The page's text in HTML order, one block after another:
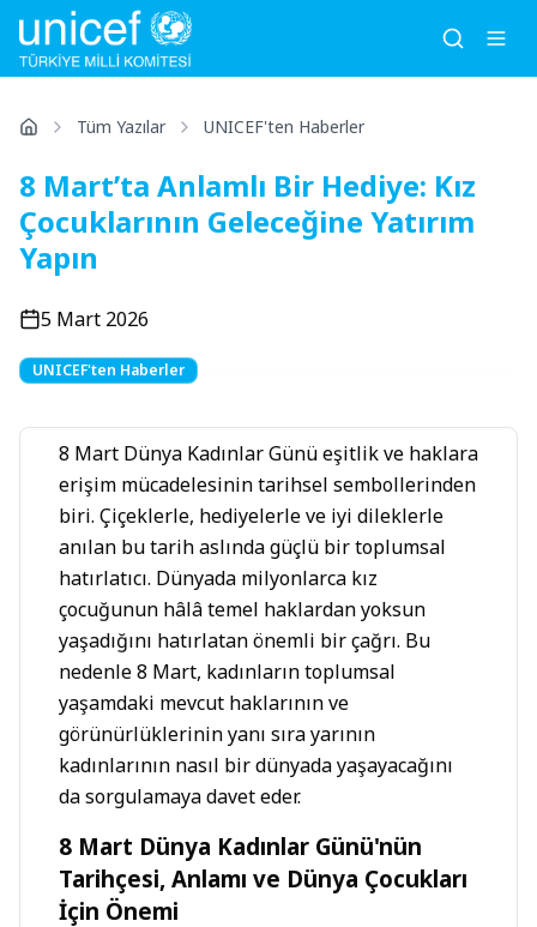
Tüm Yazılar UNICEF'ten Haberler
8 Mart’ta Anlamlı Bir Hediye: Kız
Çocuklarının Geleceğine Yatırım
Yapın
5 Mart 2026
UNICEF'ten Haberler
8 Mart Dünya Kadınlar Günü eşitlik ve haklara
erişim mücadelesinin tarihsel sembollerinden
biri. Çiçeklerle, hediyelerle ve iyi dileklerle
anılan bu tarih aslında güçlü bir toplumsal
hatırlatıcı. Dünyada milyonlarca kız
çocuğunun hâlâ temel haklardan yoksun
yaşadığını hatırlatan önemli bir çağrı. Bu
nedenle 8 Mart, kadınların toplumsal
yaşamdaki mevcut haklarının ve
görünürlüklerinin yanı sıra yarının
kadınlarının nasıl bir dünyada yaşayacağını
da sorgulamaya davet eder.
8 Mart Dünya Kadınlar Günü'nün
Tarihçesi, Anlamı ve Dünya Çocukları
İçin Önemi